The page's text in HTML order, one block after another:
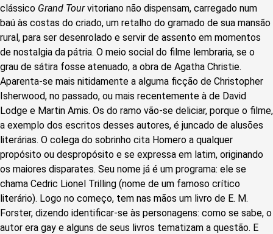
clássico Grand Tourvitoriano não dispensam, carregado num
baú às costas do criado, um retalho do gramado de sua mansão
rural, para ser desenrolado e servir de assento em momentos
de nostalgia da pátria. O meio social do filme lembraria, se o
grau de sátira fosse atenuado, a obra de Agatha Christie.
Aparenta-se mais nitidamente a alguma ficção de Christopher
Isherwood, no passado, ou mais recentemente à de David
Lodge e Martin Amis. Os do ramo vão-se deliciar, porque o filme,
a exemplo dos escritos desses autores, é juncado de alusões
literárias. O colega do sobrinho cita Homero a qualquer
propósito ou despropósito e se expressa em latim, originando
os maiores disparates. Seu nome já é um programa: ele se
chama Cedric Lionel Trilling (nome de um famoso crítico
literário). Logo no começo, tem nas mãos um livro de E. M.
Forster, dizendo identificar-se às personagens: como se sabe, o
autor era gay e alguns de seus livros tematizam a questão. E